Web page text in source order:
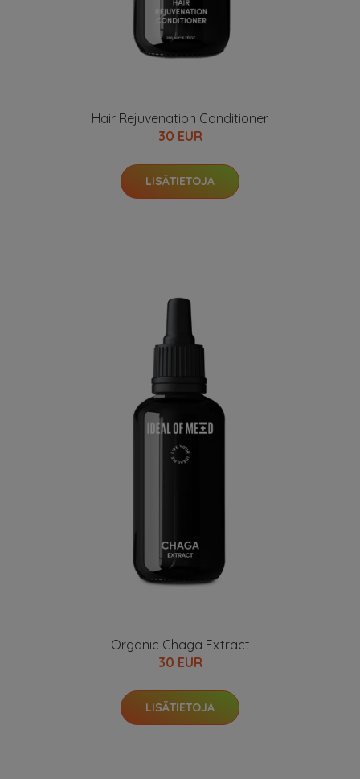
Hair Rejuvenation Conditioner
30 EUR
LISÄTIETOJA
Organic Chaga Extract
30 EUR
LISÄTIETOJA